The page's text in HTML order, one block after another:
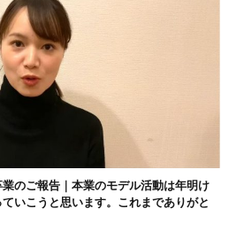
のご報告｜本業のモデル活動は年明け
いこうと思います。これまでありがと